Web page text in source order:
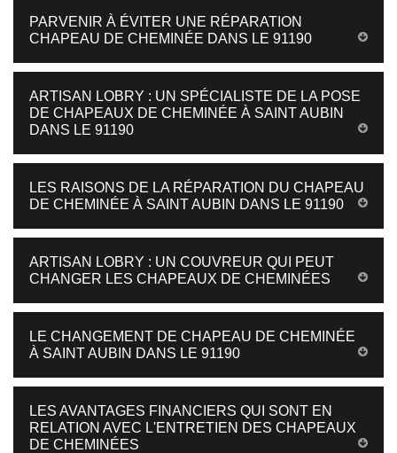
PARVENIR À ÉVITER UNE RÉPARATION
CHAPEAU DE CHEMINÉE DANS LE 91190
ARTISAN LOBRY : UN SPÉCIALISTE DE LA POSE
DE CHAPEAUX DE CHEMINÉE À SAINT AUBIN
DANS LE 91190
LES RAISONS DE LA RÉPARATION DU CHAPEAU
DE CHEMINÉE À SAINT AUBIN DANS LE 91190
ARTISAN LOBRY : UN COUVREUR QUI PEUT
CHANGER LES CHAPEAUX DE CHEMINÉES
LE CHANGEMENT DE CHAPEAU DE CHEMINÉE
À SAINT AUBIN DANS LE 91190
LES AVANTAGES FINANCIERS QUI SONT EN
RELATION AVEC L'ENTRETIEN DES CHAPEAUX
DE CHEMINÉES